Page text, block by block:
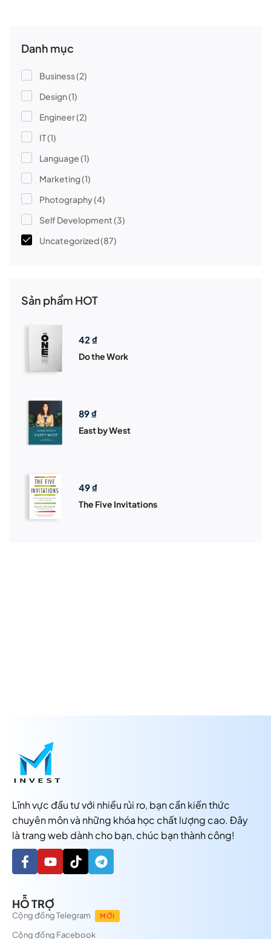
Danh mục
Business(2)
Design(1)
Engineer(2)
IT(1)
Language(1)
Marketing(1)
Photography(4)
Self Development(3)
Uncategorized(87)
Sản phẩm HOT
42 ₫
Do the Work
89₫
East by West
49₫
The Five Invitations
Lĩnh vực đầu tư với nhiều rủi ro, bạn cần kiến thức
chuyên môn và những khóa học chất lượng cao. Đây
là trang web dành cho bạn, chúc bạn thành công!
HỖ TRỢ
Cộng đồng Telegram MỚI
Cộng đồng Facebook